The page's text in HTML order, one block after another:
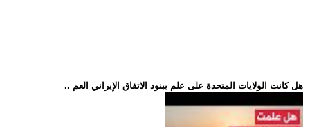
.. هل كانت الولايات المتحدة على علم ببنود الاتفاق الإيراني العم